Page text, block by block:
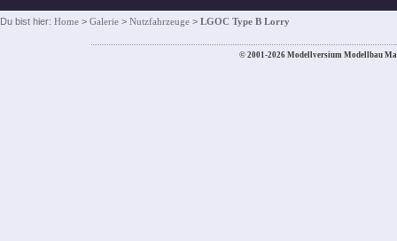
Du bist hier: Home > Galerie > Nutzfahrzeuge > LGOC Type B Lorry
© 2001-2026 Modellversium Modellbau